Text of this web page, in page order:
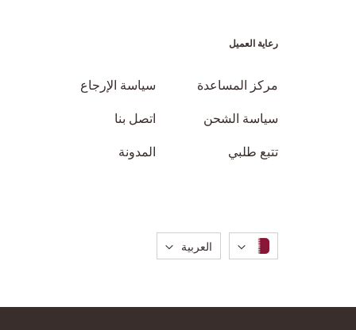
رعاية العميل
مركز المساعدة
سياسة الإرجاع
سياسة الشحن
اتصل بنا
تتبع طلبي
المدونة
لغة
العربية